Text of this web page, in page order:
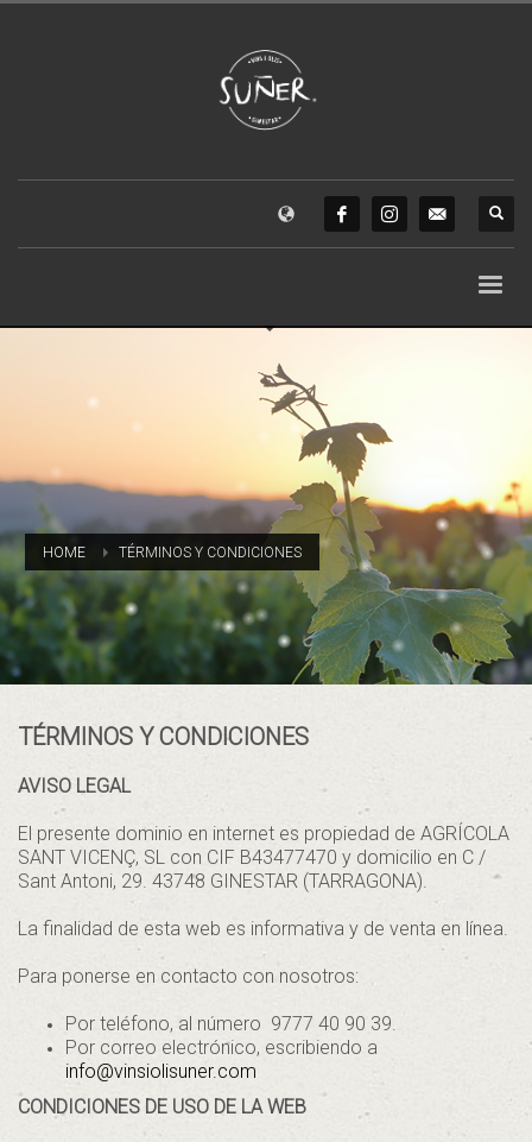
HOME TÉRMINOS Y CONDICIONES
TÉRMINOS Y CONDICIONES
AVISO LEGAL
El presente dominio en internet es propiedad de AGRÍCOLA
SANT VICENÇ, SL con CIF B43477470 y domicilio en C /
Sant Antoni, 29. 43748 GINESTAR (TARRAGONA).
La finalidad de esta web es informativa y de venta en línea.
Para ponerse en contacto con nosotros:
Por teléfono, al número 9777 40 90 39.
Por correo electrónico, escribiendo a
info@vinsiolisuner.com
CONDICIONES DE USO DE LA WEB